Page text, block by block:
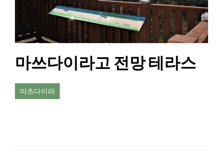
마쓰다이라고 전망 테라스
마츠다이라